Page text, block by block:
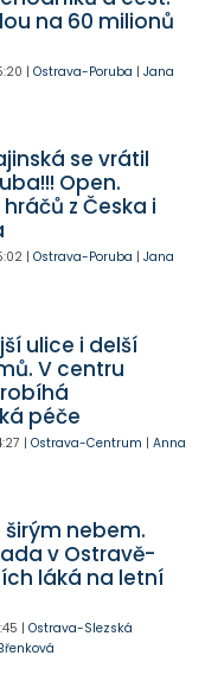
na 60 milionů
| Ostrava-Poruba | Jana
se vrátil
Open.
z Česka i
| Ostrava-Poruba | Jana
ulice i delší
V centru
péče
| Ostrava-Centrum | Anna
širým nebem.
v Ostravě-
láká na letní
| Ostrava-Slezská